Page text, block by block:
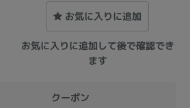
お気に入りに追加
お気に入りに追加して後で確認でき
ます
クーポン